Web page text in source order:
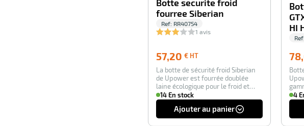
Botte securite froid
fourree Siberian
Ref: RR40754
1 avis
57,20 € HT
HT
La botte de sécurité froid Siberian
de Upower est fourrée doublée
laine écologique pour le froid et
très …
14 En stock
Ajouter au panier
HI
Ref:
4